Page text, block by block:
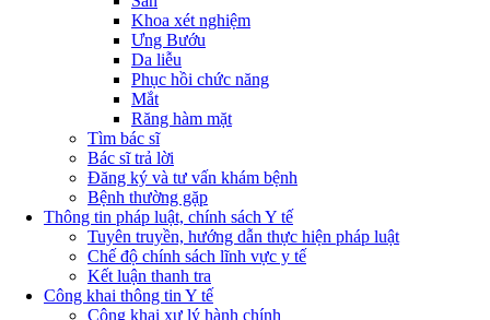
Khoa xét nghiệm
Ưng Bướu
Da liễu
Phục hồi chức năng
Mắt
Răng hàm mặt
Tìm bác sĩ
Bác sĩ trả lời
Đăng ký và tư vấn khám bệnh
Bệnh thường gặp
Thông tin pháp luật, chính sách Y tế
Tuyên truyền, hướng dẫn thực hiện pháp luật
Chế độ chính sách lĩnh vực y tế
Kết luận thanh tra
Công khai thông tin Y tế
Công khai xư lý hành chính